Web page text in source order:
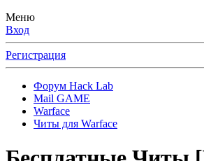
Меню
Вход
Регистрация
Форум Hack Lab
Mail GAME
Warface
Читы для Warface